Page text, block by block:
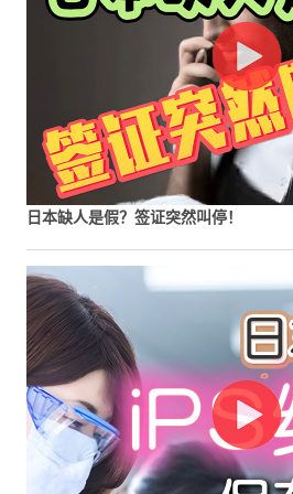
日本缺人是假？签证突然叫停！